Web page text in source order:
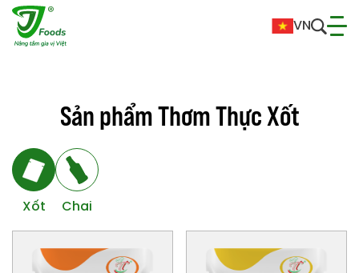
VN
SảnphẩmThơmThựcXốt
Xốt Chai